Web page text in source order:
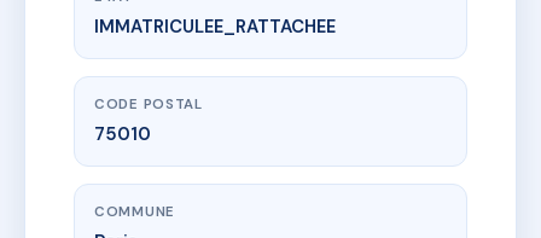
www.vme.plus/AJ3419744
SDC Petits Hôtels 24
24 Rue des Petits Hôtels
IMMATRICULEE_RATTACHEE
CODE POSTAL
75010
COMMUNE